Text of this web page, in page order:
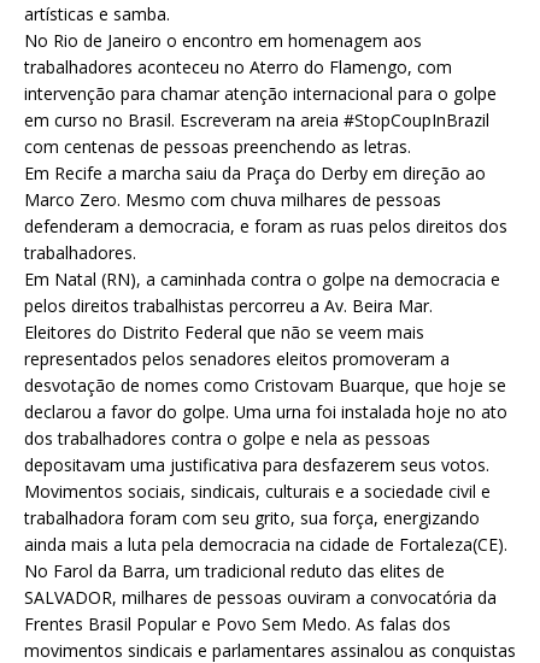
artísticas e samba.
No Rio de Janeiro o encontro em homenagem aos
trabalhadores aconteceu no Aterro do Flamengo, com
intervenção para chamar atenção internacional para o golpe
em curso no Brasil. Escreveram na areia ‪#‎StopCoupInBrazil‬
com centenas de pessoas preenchendo as letras.
Em Recife a marcha saiu da Praça do Derby em direção ao
Marco Zero. Mesmo com chuva milhares de pessoas
defenderam a democracia, e foram as ruas pelos direitos dos
trabalhadores.
Em Natal (RN), a caminhada contra o golpe na democracia e
pelos direitos trabalhistas percorreu a Av. Beira Mar.
Eleitores do Distrito Federal que não se veem mais
representados pelos senadores eleitos promoveram a
desvotação de nomes como Cristovam Buarque, que hoje se
declarou a favor do golpe. Uma urna foi instalada hoje no ato
dos trabalhadores contra o golpe e nela as pessoas
depositavam uma justificativa para desfazerem seus votos.
Movimentos sociais, sindicais, culturais e a sociedade civil e
trabalhadora foram com seu grito, sua força, energizando
ainda mais a luta pela democracia na cidade de Fortaleza(CE).
No Farol da Barra, um tradicional reduto das elites de
SALVADOR, milhares de pessoas ouviram a convocatória da
Frentes Brasil Popular e Povo Sem Medo. As falas dos
movimentos sindicais e parlamentares assinalou as conquistas